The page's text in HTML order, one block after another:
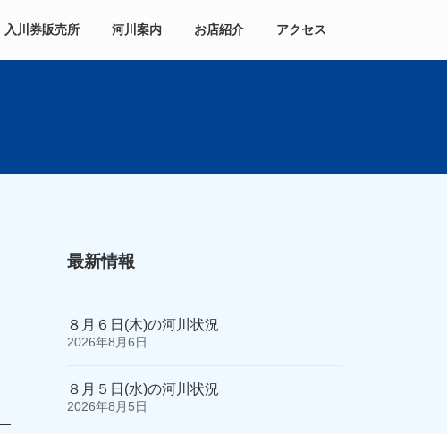
入川券販売所 河川案内 お店紹介 アクセス
最新情報
８月６日(木)の河川状況
2026年8月6日
８月５日(水)の河川状況
2026年8月5日